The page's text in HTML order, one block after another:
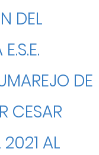
DEL
DE
CESAR
2021 AL